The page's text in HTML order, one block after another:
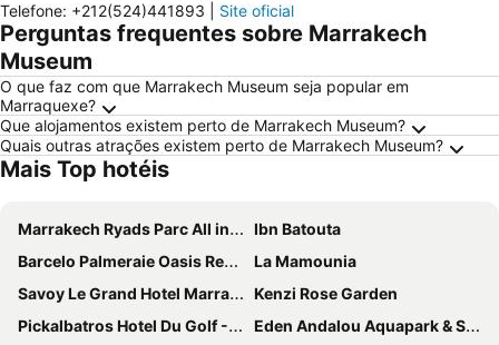
Telefone: +212(524)441893 Site oficial
Perguntas frequentes sobre Marrakech
Museum
O que faz com que Marrakech Museum seja popular em
Marraquexe?
Que alojamentos existem perto de Marrakech Museum?
Quais outras atrações existem perto de Marrakech Museum?
Mais Top hotéis
Marrakech Ryads Parc All inclusive
Ibn Batouta
Barcelo Palmeraie Oasis Resort
La Mamounia
Savoy Le Grand Hotel Marrakech
Kenzi Rose Garden
Pickalbatros Hotel Du Golf - All Inclusive
Eden Andalou Aquapark & Spa